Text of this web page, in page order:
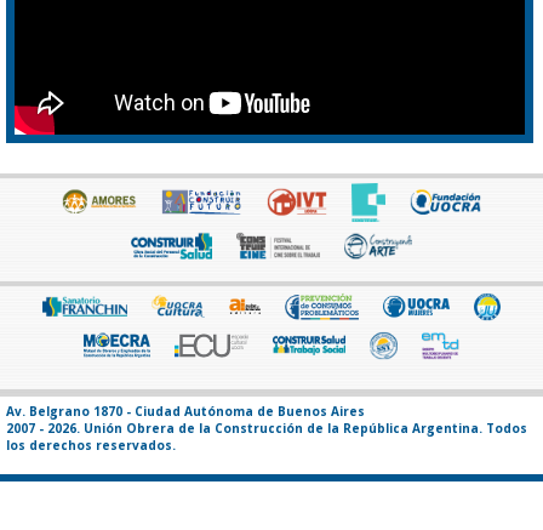
Av. Belgrano 1870 - Ciudad Autónoma de Buenos Aires
2007 - 2026. Unión Obrera de la Construcción de la República Argentina. Todos
los derechos reservados.